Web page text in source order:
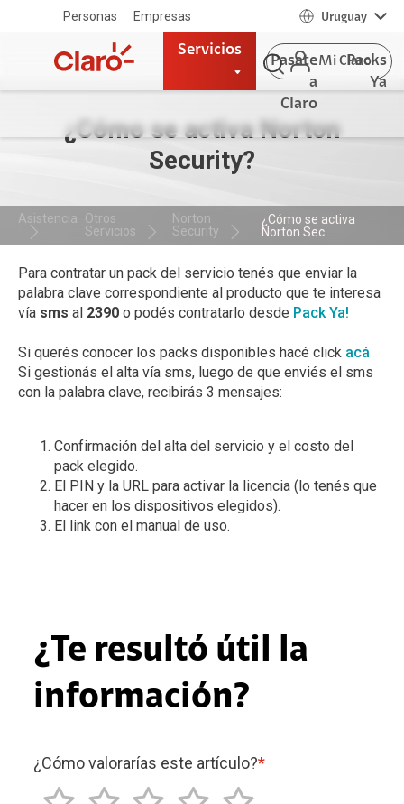
Personas Empresas Uruguay
Servicios
Pasate
a
Claro
Packs
Ya
Mi Claro
¿Cómo se activa Norton
Security?
Asistencia
Otros
Servicios
Norton
Security
¿Cómo se activa
Norton Sec...
Para contratar un pack del servicio tenés que enviar la
palabra clave correspondiente al producto que te interesa
vía sms al 2390 o podés contratarlo desde Pack Ya!
Si querés conocer los packs disponibles hacé click acá
Si gestionás el alta vía sms, luego de que enviés el sms
con la palabra clave, recibirás 3 mensajes:
Confirmación del alta del servicio y el costo del
pack elegido.
El PIN y la URL para activar la licencia (lo tenés que
hacer en los dispositivos elegidos).
El link con el manual de uso.
¿Te resultó útil la
información?
¿Cómo valorarías este artículo?*